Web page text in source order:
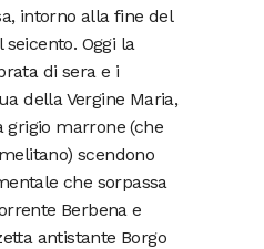
intorno alla fine del
Oggi la
di sera e i
della Vergine Maria,
grigio marrone (che
scendono
che sorpassa
Berbena e
antistante Borgo